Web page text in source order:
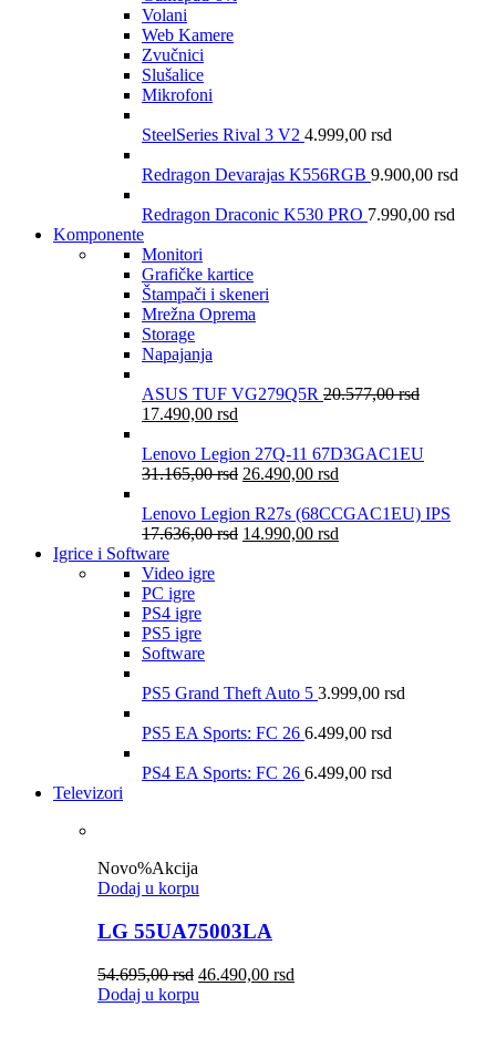
Volani
Web Kamere
Zvučnici
Slušalice
Mikrofoni
SteelSeries Rival 3 V2 4.999,00 rsd
Redragon Devarajas K556RGB 9.900,00 rsd
Redragon Draconic K530 PRO 7.990,00 rsd
Komponente
Monitori
Grafičke kartice
Štampači i skeneri
Mrežna Oprema
Storage
Napajanja
ASUS TUF VG279Q5R 20.577,00rsd
17.490,00 rsd
Lenovo Legion 27Q-11 67D3GAC1EU
31.165,00rsd 26.490,00 rsd
Lenovo Legion R27s (68CCGAC1EU) IPS
17.636,00rsd 14.990,00 rsd
Igrice i Software
Video igre
PC igre
PS4 igre
PS5 igre
Software
PS5 Grand Theft Auto 5 3.999,00 rsd
PS5 EA Sports: FC 26 6.499,00 rsd
PS4 EA Sports: FC 26 6.499,00 rsd
Televizori
Novo%Akcija
Dodaj u korpu
LG 55UA75003LA
54.695,00rsd 46.490,00 rsd
Dodaj u korpu